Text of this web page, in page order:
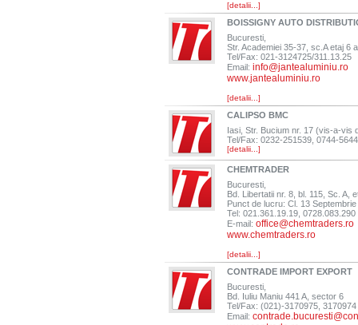
[detalii...]
BOISSIGNY AUTO
Bucuresti,
Str. Academiei 35-37, sc.A etaj 6
Tel/Fax: 021-3124725/311.13.25
Email: info@jantealuminiu.ro
www.jantealuminiu.ro
[detalii...]
CALIPSO BMC
Iasi, Str. Bucium nr. 17 (vis-a-vis
Tel/Fax: 0232-251539, 0744-
[detalii...]
CHEMTRADER
Bucuresti,
Bd. Libertatii nr. 8, bl. 115, Sc. A,
Punct de lucru: Cl. 13
Tel: 021.361.19.19, 0728.083.290
E-mail: office@chemtraders.ro
www.chemtraders.ro
[detalii...]
CONTRADE IMPORT EXPORT
Bucuresti,
Bd. Iuliu Maniu 441 A, sector 6
Tel/Fax: (021)-3170975, 3170974
Email: